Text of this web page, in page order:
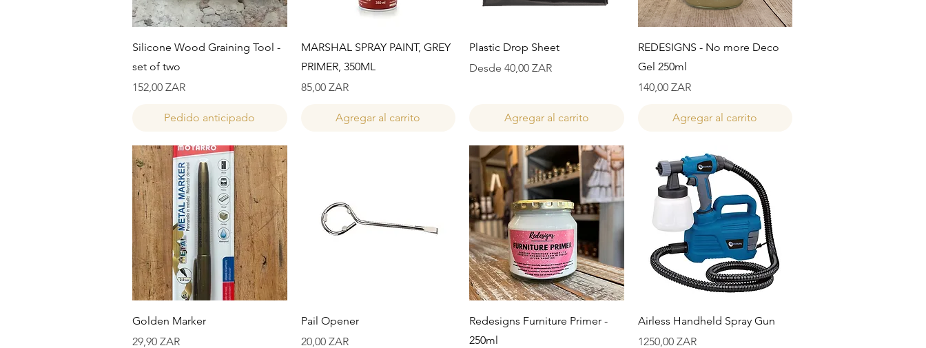
Vista rápida
Silicone Wood Graining Tool -
set of two
Precio
152,00 ZAR
Pedido anticipado
Vista rápida
MARSHAL SPRAY PAINT, GREY
PRIMER, 350ML
Precio
85,00 ZAR
Agregar al carrito
Vista rápida
Plastic Drop Sheet
Desde 40,00 ZAR
Precio de oferta
Agregar al carrito
Vista rápida
REDESIGNS - No more Deco
Gel 250ml
Precio
140,00 ZAR
Agregar al carrito
Vista rápida
Golden Marker
Precio
29,90 ZAR
Vista rápida
Pail Opener
Precio
20,00 ZAR
Vista rápida
Redesigns Furniture Primer -
250ml
Vista rápida
Airless Handheld Spray Gun
Precio
1250,00 ZAR